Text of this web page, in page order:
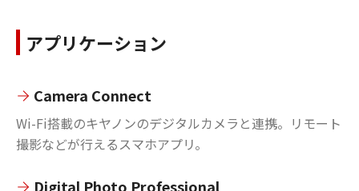
アプリケーション
Camera Connect
Wi-Fi搭載のキヤノンのデジタルカメラと連携。リモート
撮影などが行えるスマホアプリ。
Digital Photo Professional